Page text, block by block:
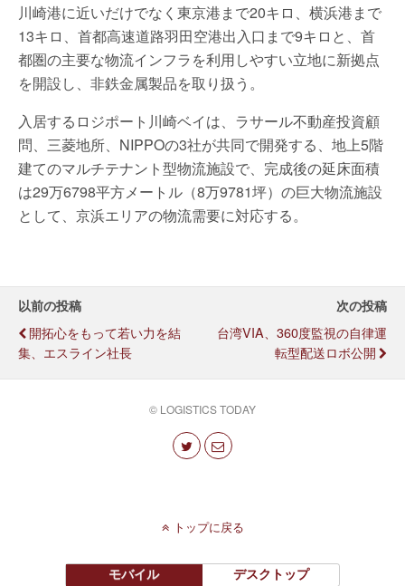
川崎港に近いだけでなく東京港まで20キロ、横浜港まで
13キロ、首都高速道路羽田空港出入口まで9キロと、首
都圏の主要な物流インフラを利用しやすい立地に新拠点
を開設し、非鉄金属製品を取り扱う。
入居するロジポート川崎ベイは、ラサール不動産投資顧
問、三菱地所、NIPPOの3社が共同で開発する、地上5階
建てのマルチテナント型物流施設で、完成後の延床面積
は29万6798平方メートル（8万9781坪）の巨大物流施設
として、京浜エリアの物流需要に対応する。
以前の投稿
開拓心をもって若い力を結
集、エスライン社長
次の投稿
台湾VIA、360度監視の自律運
転型配送ロボ公開
© LOGISTICS TODAY
トップに戻る
モバイル デスクトップ